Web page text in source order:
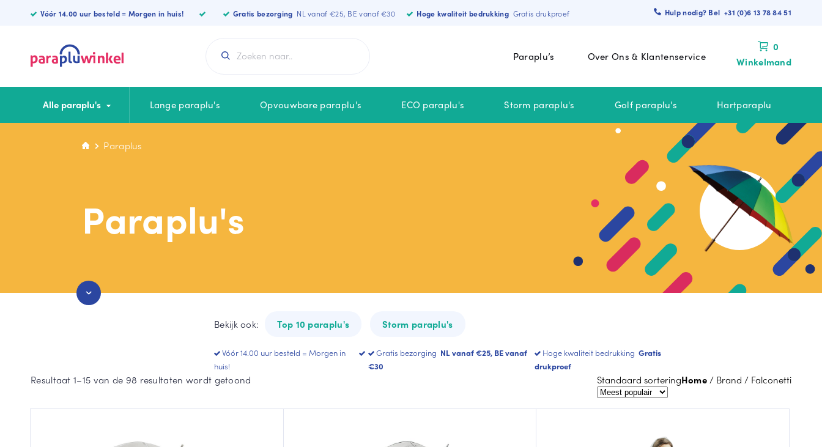
Vóór 14.00 uur besteld = Morgen in huis! Gratis bezorging NL vanaf €25, BE vanaf €30 Hoge kwaliteit bedrukking Gratis drukproef Hulp nodig? Bel +31 (0)6 13 78 84 51
0
Winkelmand
Paraplu’s Over Ons & Klantenservice
Alle paraplu's Lange paraplu's Opvouwbare paraplu's ECO paraplu's Storm paraplu's Golf paraplu's Hartparaplu
CATEGORIEËN
Opvouwbare
Duo paraplu
Witte paraplu
Toon meer
Paraplus
Paraplu's
Bekijk ook: Top 10 paraplu's Storm paraplu's
Vóór 14.00 uur besteld = Morgen in
huis!
Gratis bezorging NL vanaf €25, BE vanaf
€30
Hoge kwaliteit bedrukking Gratis
drukproef
Home/ Brand / Falconetti
Falconetti
Resultaat 1–15 van de 98 resultaten wordt getoond
populariteit
Standaard sortering